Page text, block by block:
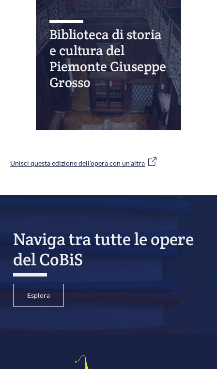
Biblioteca di storia
e cultura del
Piemonte Giuseppe
Grosso
Unisci questa edizione dell'opera con un'altra
Naviga tra tutte le opere
del CoBiS
Esplora